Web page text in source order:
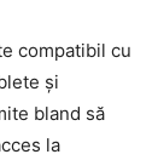
compatibil cu
și
bland să
la